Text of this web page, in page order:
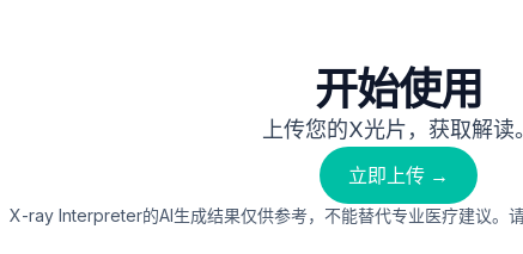
开始使用
上传您的X光片，获取解读。
立即上传 →
X-ray Interpreter的AI生成结果仅供参考，不能替代专业医疗建议。